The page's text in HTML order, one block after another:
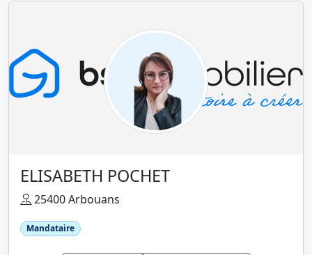
ELISABETH POCHET
25400 Arbouans
Mandataire